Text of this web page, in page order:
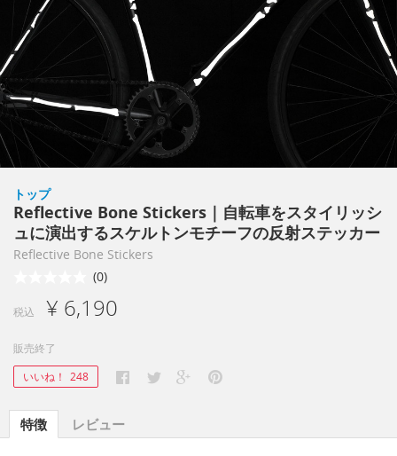
トップ
Reflective Bone Stickers｜自転車をスタイリッシ
ュに演出するスケルトンモチーフの反射ステッカー
Reflective Bone Stickers
(0)
税込 ¥ 6,190
販売終了
いいね！ 248
特徴 レビュー